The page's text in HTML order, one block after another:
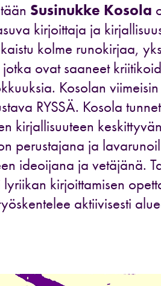
Susinukke Kosola
kirjoittaja ja
kolme runokirjaa,
ovat saaneet
Kosolan
RYSSÄ. Kosola
kirjallisuuteen
perustajana ja
ideoijana ja vetäjänä.
kirjoittamisen
aktiivisesti